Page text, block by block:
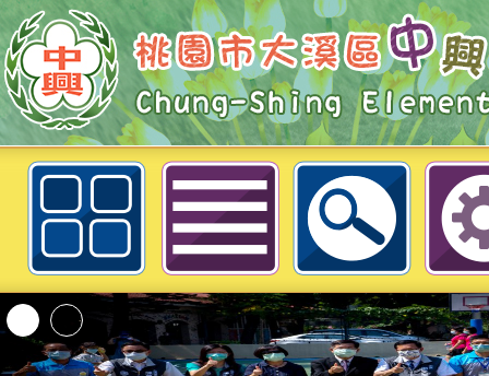
桃園市大溪區中興國民小學